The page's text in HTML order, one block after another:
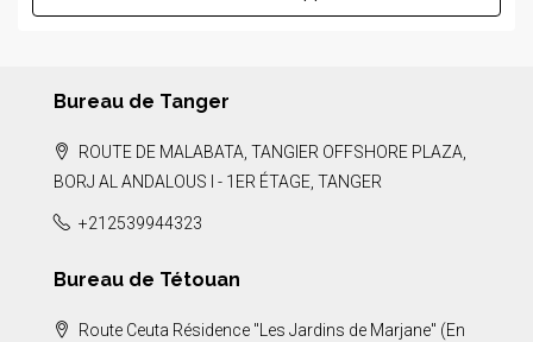
Bureau de Tanger
ROUTE DE MALABATA, TANGIER OFFSHORE PLAZA,
BORJ AL ANDALOUS I - 1ER ÉTAGE, TANGER
+212539944323
Bureau de Tétouan
Route Ceuta Résidence "Les Jardins de Marjane" (En